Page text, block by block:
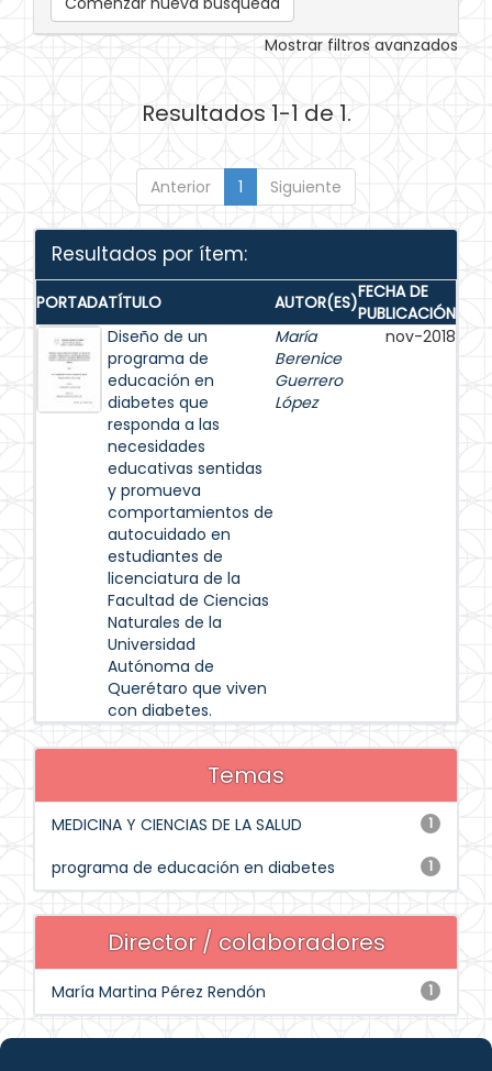
Mostrar filtros avanzados
Resultados 1-1 de 1.
Anterior 1 Siguiente
Resultados por ítem:
PORTADATÍTULO AUTOR(ES)FECHA DE
PUBLICACIÓN
Diseño de un
programa de
educación en
diabetes que
responda a las
necesidades
educativas sentidas
y promueva
comportamientos de
autocuidado en
estudiantes de
licenciatura de la
Facultad de Ciencias
Naturales de la
Universidad
Autónoma de
Querétaro que viven
con diabetes.
María
Berenice
Guerrero
López
nov-2018
Temas
1
MEDICINA Y CIENCIAS DE LA SALUD
1
programa de educación en diabetes
Director / colaboradores
1
María Martina Pérez Rendón